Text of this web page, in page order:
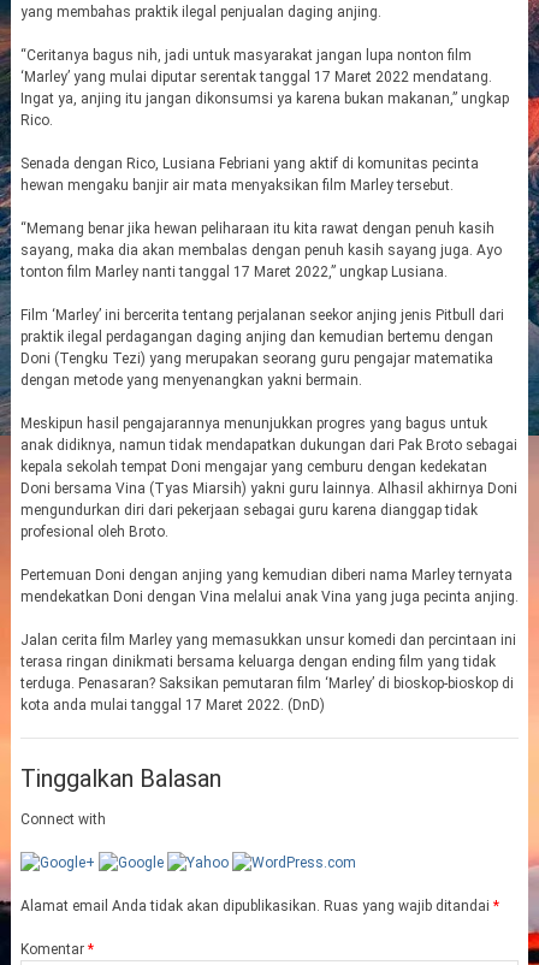
yang membahas praktik ilegal penjualan daging anjing.
“Ceritanya bagus nih, jadi untuk masyarakat jangan lupa nonton film
‘Marley’ yang mulai diputar serentak tanggal 17 Maret 2022 mendatang.
Ingat ya, anjing itu jangan dikonsumsi ya karena bukan makanan,” ungkap
Rico.
Senada dengan Rico, Lusiana Febriani yang aktif di komunitas pecinta
hewan mengaku banjir air mata menyaksikan film Marley tersebut.
“Memang benar jika hewan peliharaan itu kita rawat dengan penuh kasih
sayang, maka dia akan membalas dengan penuh kasih sayang juga. Ayo
tonton film Marley nanti tanggal 17 Maret 2022,” ungkap Lusiana.
Film ‘Marley’ ini bercerita tentang perjalanan seekor anjing jenis Pitbull dari
praktik ilegal perdagangan daging anjing dan kemudian bertemu dengan
Doni (Tengku Tezi) yang merupakan seorang guru pengajar matematika
dengan metode yang menyenangkan yakni bermain.
Meskipun hasil pengajarannya menunjukkan progres yang bagus untuk
anak didiknya, namun tidak mendapatkan dukungan dari Pak Broto sebagai
kepala sekolah tempat Doni mengajar yang cemburu dengan kedekatan
Doni bersama Vina (Tyas Miarsih) yakni guru lainnya. Alhasil akhirnya Doni
mengundurkan diri dari pekerjaan sebagai guru karena dianggap tidak
profesional oleh Broto.
Pertemuan Doni dengan anjing yang kemudian diberi nama Marley ternyata
mendekatkan Doni dengan Vina melalui anak Vina yang juga pecinta anjing.
Jalan cerita film Marley yang memasukkan unsur komedi dan percintaan ini
terasa ringan dinikmati bersama keluarga dengan ending film yang tidak
terduga. Penasaran? Saksikan pemutaran film ‘Marley’ di bioskop-bioskop di
kota anda mulai tanggal 17 Maret 2022. (DnD)
Tinggalkan Balasan
Connect with
Alamat email Anda tidak akan dipublikasikan. Ruas yang wajib ditandai *
Komentar *